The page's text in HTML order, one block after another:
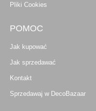
Pliki Cookies
POMOC
Jak kupować
Jak sprzedawać
Kontakt
Sprzedawaj w DecoBazaar